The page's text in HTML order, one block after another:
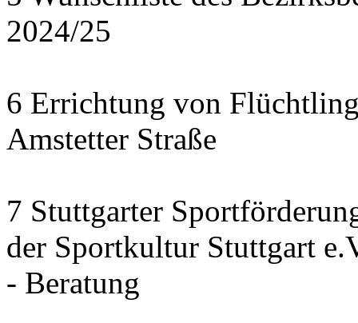
2024/25
6 Errichtung von
Amstetter Straße
7 Stuttgarter
der Sportkultur Stuttgart
- Beratung